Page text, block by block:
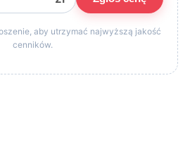
aby utrzymać najwyższą jakość
cenników.